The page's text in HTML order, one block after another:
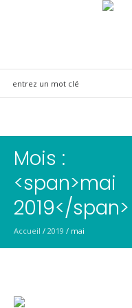
Mois :
<span>mai
2019</span>
Accueil / 2019 / mai